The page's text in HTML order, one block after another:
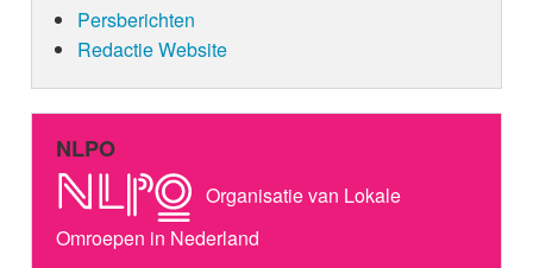
Persberichten
Redactie Website
NLPO
Organisatie van Lokale
Omroepen in Nederland